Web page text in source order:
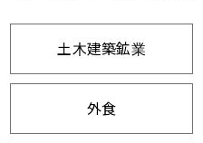
土木建築鉱業
外食